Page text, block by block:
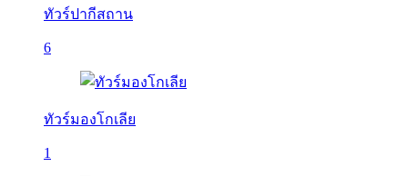
ทัวร์ปากีสถาน
6
ทัวร์มองโกเลีย
1